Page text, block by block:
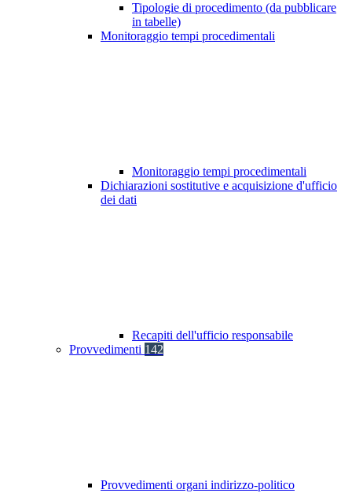
Tipologie di procedimento (da pubblicare
in tabelle)
Monitoraggio tempi procedimentali
Monitoraggio tempi procedimentali
Dichiarazioni sostitutive e acquisizione d'ufficio
dei dati
Recapiti dell'ufficio responsabile
Provvedimenti 142
Provvedimenti organi indirizzo-politico